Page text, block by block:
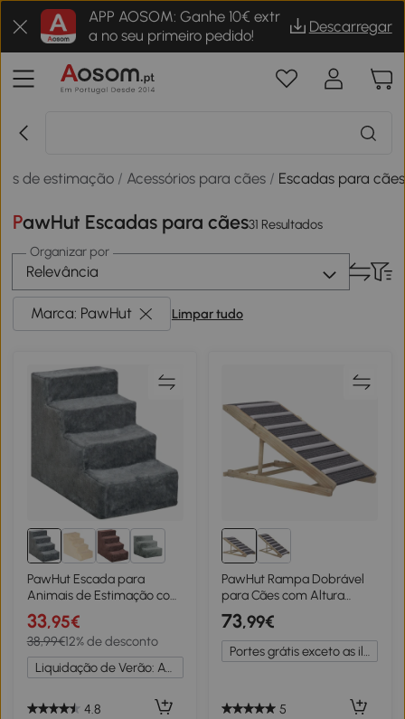
APP AOSOM: Ganhe 10€ extr
a no seu primeiro pedido!
Descarregar
de estimação / Acessórios para cães / Escadas para cães
PawHut Escadas para cães31 Resultados
Organizar por
Relevância
Marca: PawHut Limpar tudo
2+
PawHut Escada para
Animais de Estimação com
4 Degraus 2 em 1 com Capa
Removível e Lavável
Escada para Cães Gatos
Carga 30kg 60x35x44cm
Cinza
33,95€
38,99€12% de desconto
Liquidação de Verão: Até -20%
4.8
PawHut Rampa Dobrável
para Cães com Altura
Ajustável 35-50 cm e
Tapete Antiderrapante
100x50x50 cm Madeira e
Cinza
73,99€
Portes grátis exceto as ilhas
5